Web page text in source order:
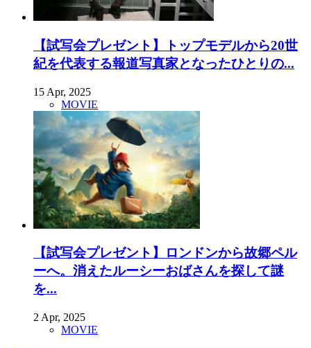
【試写会プレゼント】トップモデルから20世
紀を代表する報道写真家となったひとりの...
15 Apr, 2025
MOVIE
【試写会プレゼント】ロンドンから故郷ペル
ーへ。消えたルーシーおばさんを探して謎
を...
2 Apr, 2025
MOVIE